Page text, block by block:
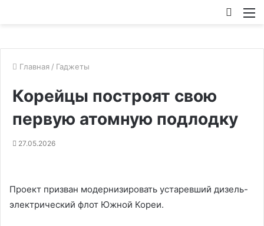
Главная / Гаджеты
Корейцы построят свою
первую атомную подлодку
27.05.2026
Проект призван модернизировать устаревший дизель-
электрический флот Южной Кореи.